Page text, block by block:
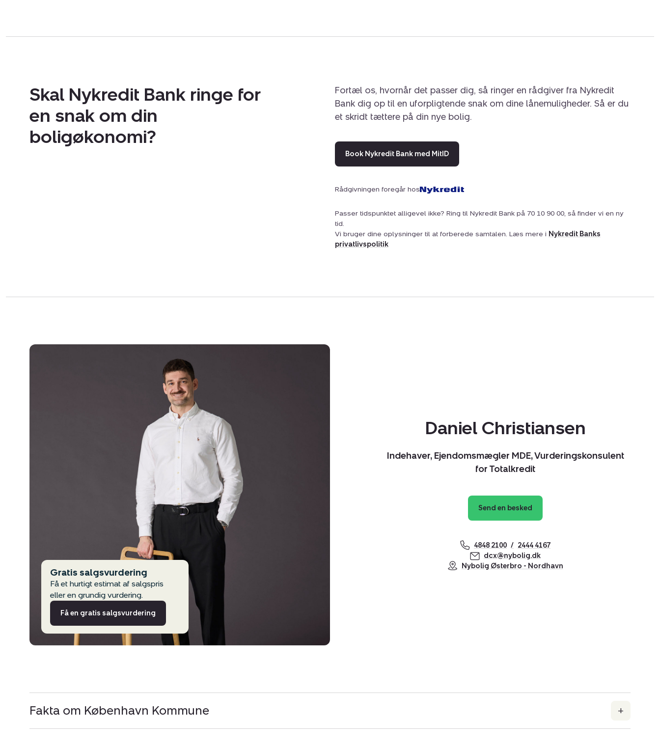
Skal Nykredit Bank ringe for
en snak om din
boligøkonomi?
Fortæl os, hvornår det passer dig, så ringer en rådgiver fra Nykredit
Bank dig op til en uforpligtende snak om dine lånemuligheder. Så er du
et skridt tættere på din nye bolig.
Book Nykredit Bank med MitID
Rådgivningen foregår hos
Passer tidspunktet alligevel ikke? Ring til Nykredit Bank på 70 10 90 00, så finder vi en ny
tid.
Vi bruger dine oplysninger til at forberede samtalen. Læs mere i Nykredit Banks
privatlivspolitik
Gratis salgsvurdering
Få et hurtigt estimat af salgspris
eller en grundig vurdering.
Få en gratis salgsvurdering
Daniel Christiansen
Indehaver, Ejendomsmægler MDE, Vurderingskonsulent
for Totalkredit
Send en besked
4848 2100
2444 4167
dcx@nybolig.dk
Nybolig Østerbro - Nordhavn
Fakta om København Kommune